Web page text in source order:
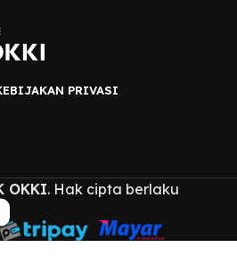
PRIVASI
OKKI. Hak cipta berlaku